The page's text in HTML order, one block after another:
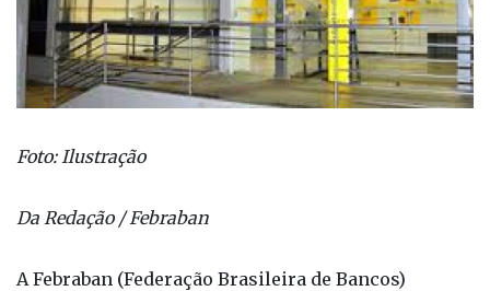
Foto: Ilustração
Da Redação / Febraban
A Febraban (Federação Brasileira de Bancos)